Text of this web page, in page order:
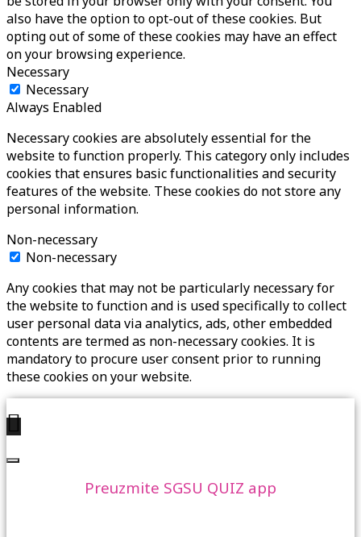
also have the option to opt-out of these cookies. But
opting out of some of these cookies may have an effect
on your browsing experience.
Necessary
Necessary
Always Enabled
Necessary cookies are absolutely essential for the
website to function properly. This category only includes
cookies that ensures basic functionalities and security
features of the website. These cookies do not store any
personal information.
Non-necessary
Non-necessary
Any cookies that may not be particularly necessary for
the website to function and is used specifically to collect
user personal data via analytics, ads, other embedded
contents are termed as non-necessary cookies. It is
mandatory to procure user consent prior to running
these cookies on your website.
Preuzmite SGSU QUIZ app